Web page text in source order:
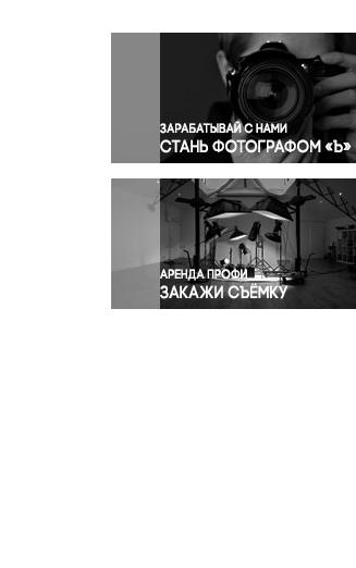
Окружающая среда
Политика
Правосудие
Происшествия и конфликты
Религия
Светская жизнь
Спорт
Экология
Экономика и бизнес